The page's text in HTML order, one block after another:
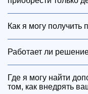
комплекта, вы
Как я могу получить
внедрения, при
адресуinfo@nvgn.ru.
Работает ли
Где я могу найти
том, как внедрять